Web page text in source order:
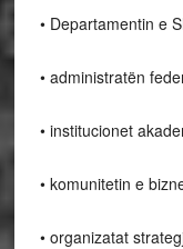
• Departamentin e
• administratën
• institucionet
• komunitetin e
• organizatat